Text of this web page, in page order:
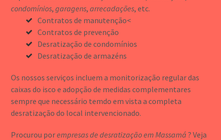
condomínios,garagens,arrecadações, etc.
Contratos de manutenção<
Contratos de prevenção
Desratização de condomínios
Desratização de armazéns
Os nossos serviços incluem a monitorização regular das
caixas do isco e adopção de medidas complementares
sempre que necessário temdo em vista a completa
desratização do local intervencionado.
Procurou porempresas de desratização em Massamá ? Veja